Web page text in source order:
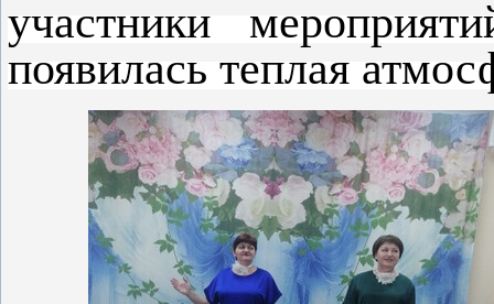
участники
появилась теплая